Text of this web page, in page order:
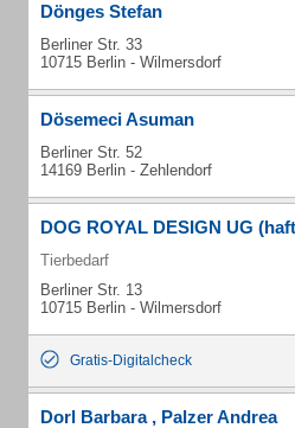
Dönges Stefan
Berliner Str. 33
10715 Berlin - Wilmersdorf
Dösemeci Asuman
Berliner Str. 52
14169 Berlin - Zehlendorf
DOG ROYAL DESIGN UG
Tierbedarf
Berliner Str. 13
10715 Berlin - Wilmersdorf
Gratis-Digitalcheck
Dorl Barbara , Palzer Andrea